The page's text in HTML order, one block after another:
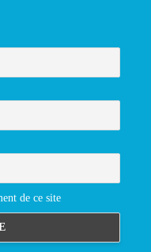
de ce site